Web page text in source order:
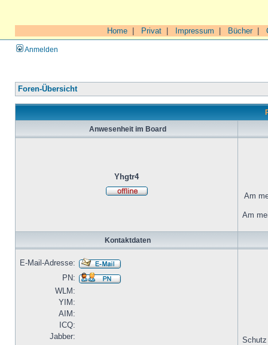
Home Privat Impressum Bücher|
Anmelden
Foren-Übersicht
Anwesenheit im Board
Yhgtr4
Am
Am
Kontaktdaten
E-Mail-Adresse:
PN:
WLM:
YIM:
AIM:
ICQ:
Jabber:
Schutz